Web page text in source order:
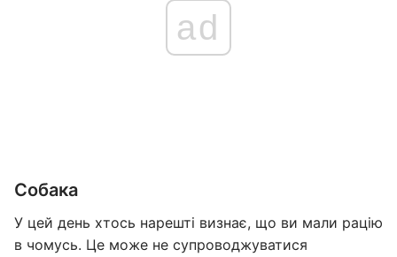
ad
Собака
У цей день хтось нарешті визнає, що ви мали рацію
в чомусь. Це може не супроводжуватися